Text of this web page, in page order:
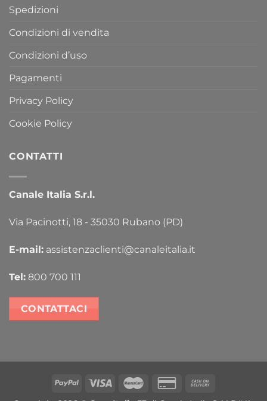
Spedizioni
Condizioni di vendita
Condizioni d’uso
Pagamenti
Privacy Policy
Cookie Policy
CONTATTI
Canale Italia S.r.l.
Via Pacinotti, 18 - 35030 Rubano (PD)
E-mail: assistenzaclienti@canaleitalia.it
Tel: 800 700 111
CONTATTACI
PayPal Visa MasterCardCredit